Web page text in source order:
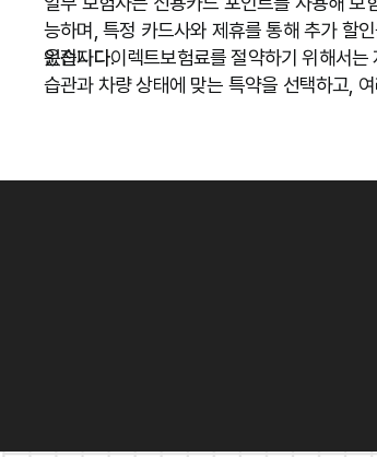
능하며, 특정 카드사와 제휴를 통해 추가 할
있습니다.
운전자다이렉트보험료를 절약하기 위해서는
습관과 차량 상태에 맞는 특약을 선택하고, 여